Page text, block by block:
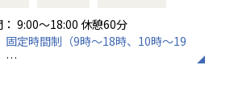
ヒアリング、課題抽出
AIでどう解決するかを企画・設計
、デプロイメント
を用いたAIエージェントの構築
9:00～18:00 休憩60分
固定時間制（9時～18時、10時～19
60分